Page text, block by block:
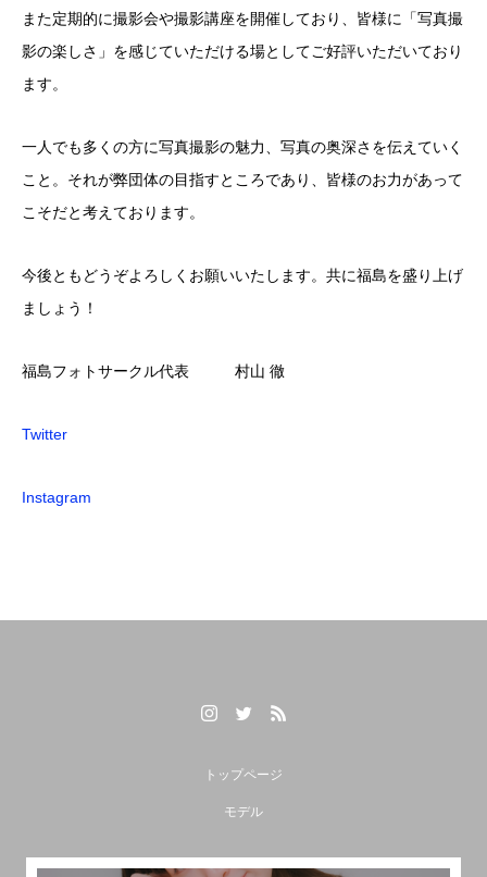
また定期的に撮影会や撮影講座を開催しており、皆様に「写真撮
影の楽しさ」を感じていただける場としてご好評いただいており
ます。
一人でも多くの方に写真撮影の魅力、写真の奥深さを伝えていく
こと。それが弊団体の目指すところであり、皆様のお力があって
こそだと考えております。
今後ともどうぞよろしくお願いいたします。共に福島を盛り上げ
ましょう！
福島フォトサークル代表 村山 徹
Twitter
Instagram
トップページ
モデル